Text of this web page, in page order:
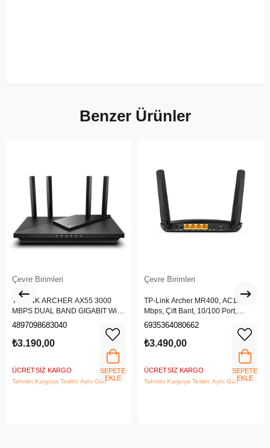
Benzer Ürünler
Çevre Birimleri
TP-LINK ARCHER AX55 3000
MBPS DUAL BAND GIGABIT Wi-Fi
6 ROUTER
4897098683040
₺3.190,00
ÜCRETSIZ KARGO
Tahmini Kargoya Teslim: Aynı Gün
SEPETE
EKLE
Çevre Birimleri
TP-Link Archer MR400, AC1200
Mbps, Çift Bant, 10/100 Port,
4G/3G SIM Yuvası, Kablosuz 4G
6935364080662
₺3.490,00
ÜCRETSIZ KARGO
Tahmini Kargoya Teslim: Aynı Gün
SEPETE
EKLE